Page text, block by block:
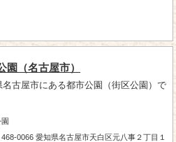
園（名古屋市）
名古屋市にある都市公園（街区公園）で
468-0066 愛知県名古屋市天白区元八事２丁目１